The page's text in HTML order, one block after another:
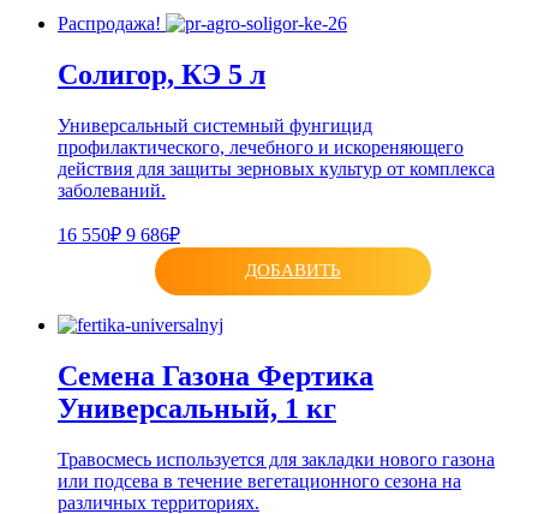
Распродажа!
Солигор, КЭ 5 л
Универсальный системный фунгицид
профилактического, лечебного и искореняющего
действия для защиты зерновых культур от комплекса
заболеваний.
16 550₽ 9 686₽
ДОБАВИТЬ
Семена Газона Фертика
Универсальный, 1 кг
Травосмесь используется для закладки нового газона
или подсева в течение вегетационного сезона на
различных территориях.